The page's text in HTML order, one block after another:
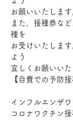
お願いいたします
また、接種券な
種を
お受けいたしま
よう
宜しくお願いいた
【自費での予防接
インフルエンザ
コロナワクチン